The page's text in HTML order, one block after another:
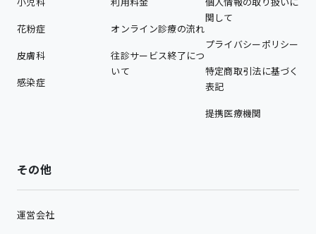
花粉症
皮膚科
感染症
オンライン診療の流れ
往診サービス終了につ
いて
関して
プライバシーポリシー
特定商取引法に基づく
表記
提携医療機関
その他
運営会社